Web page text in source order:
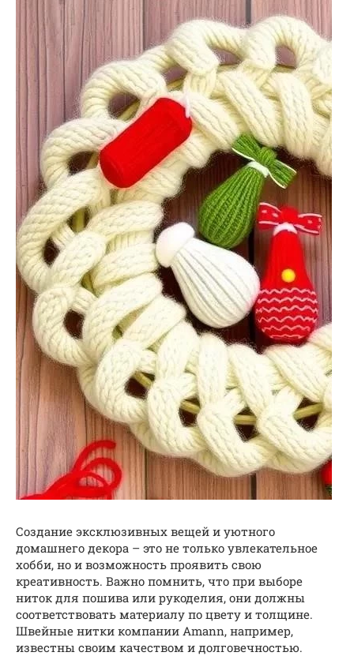
Создание эксклюзивных вещей и уютного
домашнего декора – это не только увлекательное
хобби, но и возможность проявить свою
креативность. Важно помнить, что при выборе
ниток для пошива или рукоделия, они должны
соответствовать материалу по цвету и толщине.
Швейные нитки компании Amann, например,
известны своим качеством и долговечностью.